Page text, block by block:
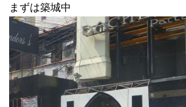
まずは築城中